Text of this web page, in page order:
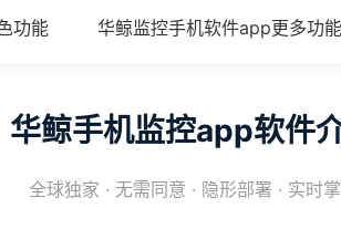
功能 华鲸监控手机软件app更多功能
华鲸手机监控app软件
全球独家 · 无需同意 · 隐形部署 · 实时